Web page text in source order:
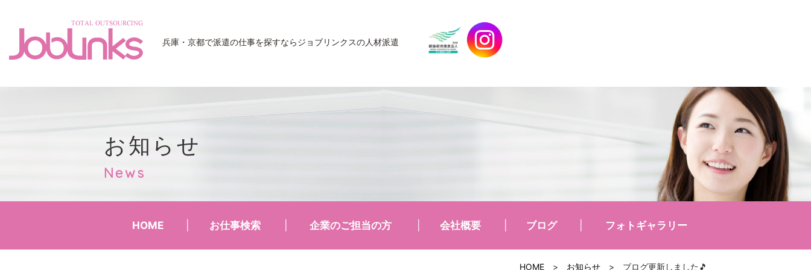
兵庫・京都で派遣の仕事を探すならジョブリンクスの人材派遣
お知らせ
News
HOME お仕事検索 企業のご担当の方 会社概要 ブログ フォトギャラリー
HOME > お知らせ > ブログ更新しました🎵